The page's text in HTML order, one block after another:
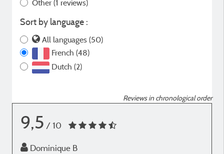
Other (1 reviews)
Sort by language :
All languages (50)
French (48)
Dutch (2)
Reviews in chronological order
9,5 / 10
Dominique B